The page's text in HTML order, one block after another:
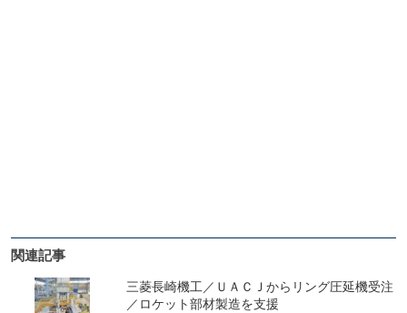
関連記事
三菱長崎機工／ＵＡＣＪからリング圧延機受注
／ロケット部材製造を支援